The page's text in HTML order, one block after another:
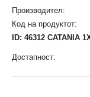
Производител:
Код на продуктот:
ID: 46312 CATANIA
Достапност: